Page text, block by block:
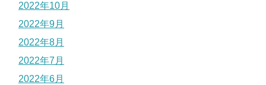
2022年10月
2022年9月
2022年8月
2022年7月
2022年6月